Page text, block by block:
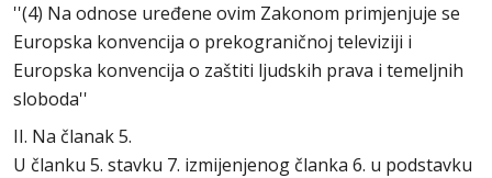
''(4) Na odnose uređene ovim Zakonom primjenjuje se
Europska konvencija o prekograničnoj televiziji i
Europska konvencija o zaštiti ljudskih prava i temeljnih
sloboda''
II. Na članak 5.
U članku 5. stavku 7. izmijenjenog članka 6. u podstavku